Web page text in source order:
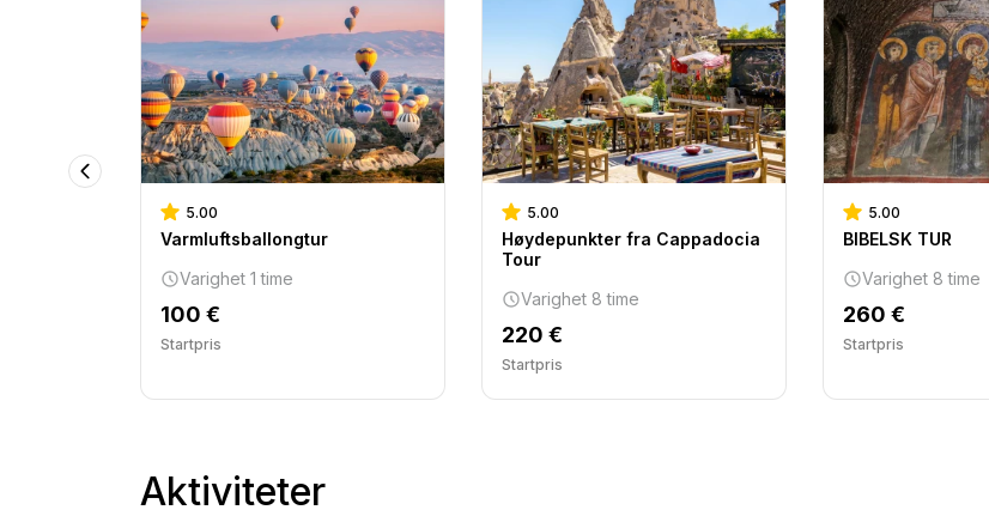
5.00
Varmluftsballongtur
Varighet 1 time
100 €
Startpris
5.00
Høydepunkter fra Cappadocia
Tour
Varighet 8 time
220 €
Startpris
5.00
BIBELSK TUR
Varighet 8 time
260 €
Startpris
Aktiviteter